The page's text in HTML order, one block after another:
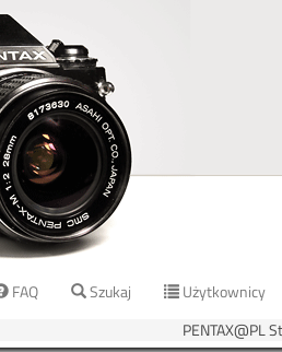
FAQ Szukaj Użytkownicy
PENTAX@PL